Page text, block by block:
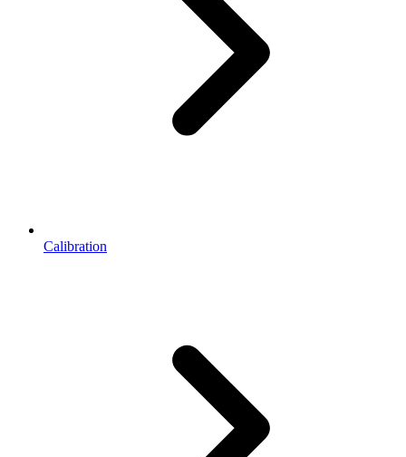
Calibration